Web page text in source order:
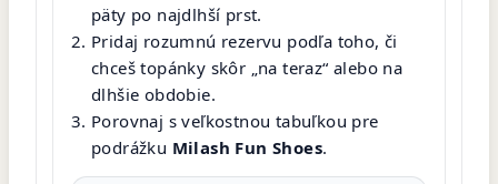
päty po najdlhší prst.
Pridaj rozumnú rezervu podľa toho, či
chceš topánky skôr „na teraz“ alebo na
dlhšie obdobie.
Porovnaj s veľkostnou tabuľkou pre
podrážku Milash Fun Shoes.